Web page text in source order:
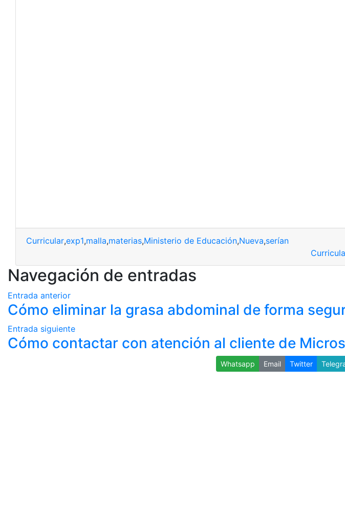
Curricular,exp1,malla,materias,Ministerio de Educación,Nueva,serían
Navegación de entradas
Entrada anterior
Cómo eliminar la grasa abdominal de forma
Entrada siguiente
Cómo contactar con atención al cliente de
Whatsapp Email Twitter